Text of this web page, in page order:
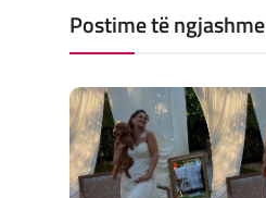
Postime të ngjashme